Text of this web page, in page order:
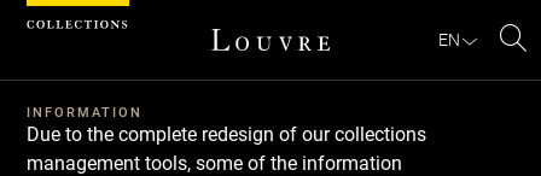
EN
INFORMATION
Due to the complete redesign of our collections
management tools, some of the information
Cookies management panel